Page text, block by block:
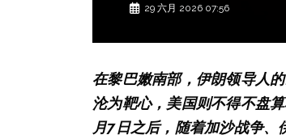
29 六月 2026 07:56
在黎巴嫩南部，伊朗领导人
沦为靶心，美国则不得不盘
月7日之后，随着加沙战争